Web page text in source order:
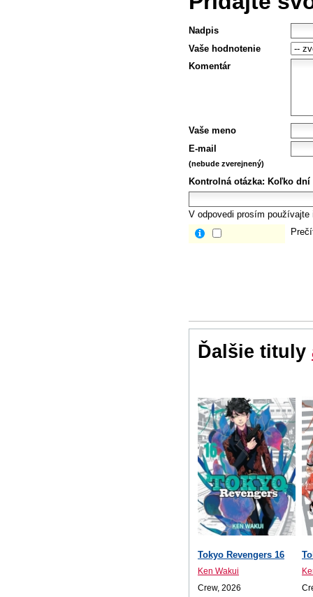
Nadpis
Vaše hodnotenie
Komentár
Vaše meno
E-mail
(nebude zverejnený)
Kontrolná otázka: Koľko dní
V odpovedi prosím
Ďalšie tituly
Tokyo Revengers 16
Ken Wakui
Crew, 2026